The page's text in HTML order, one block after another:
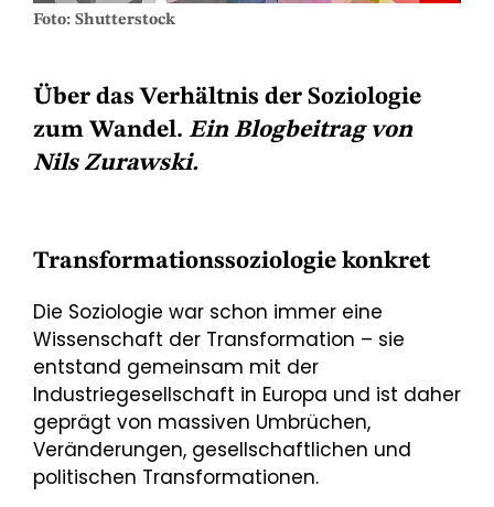
Foto: Shutterstock
Über das Verhältnis der Soziologie
zum Wandel. Ein Blogbeitrag von
Nils Zurawski.
Transformationssoziologie konkret
Die Soziologie war schon immer eine
Wissenschaft der Transformation – sie
entstand gemeinsam mit der
Industriegesellschaft in Europa und ist daher
geprägt von massiven Umbrüchen,
Veränderungen, gesellschaftlichen und
politischen Transformationen.